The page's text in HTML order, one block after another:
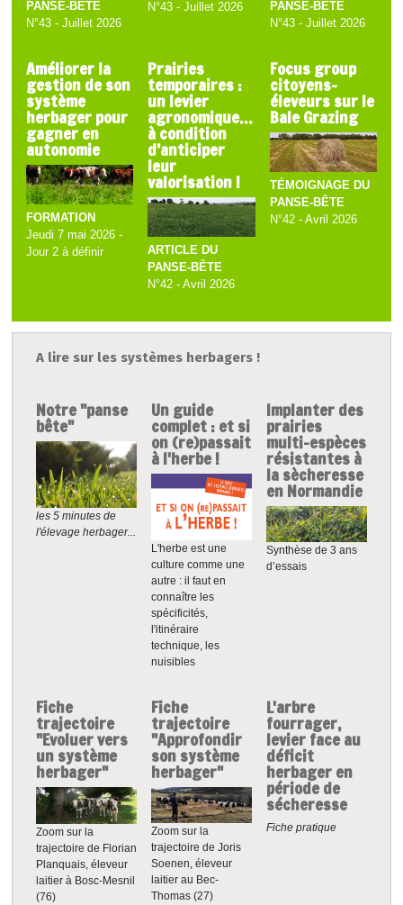
PANSE-BÊTE
N°43 - Juillet 2026
N°43 - Juillet 2026
PANSE-BÊTE
N°43 - Juillet 2026
Améliorer la
gestion de son
système
herbager pour
gagner en
autonomie
FORMATION
Jeudi 7 mai 2026 -
Jour 2 à définir
Prairies
temporaires :
un levier
agronomique…
à condition
d’anticiper
leur
valorisation !
ARTICLE DU
PANSE-BÊTE
N°42 - Avril 2026
Focus group
citoyens-
éleveurs sur le
Bale Grazing
TÉMOIGNAGE DU
PANSE-BÊTE
N°42 - Avril 2026
A lire sur les systèmes herbagers !
Notre "panse
bête"
les 5 minutes de
l'élevage herbager...
Un guide
complet : et si
on (re)passait
à l'herbe !
L'herbe est une
culture comme une
autre : il faut en
connaître les
spécificités,
l'itinéraire
technique, les
nuisibles
Implanter des
prairies
multi-espèces
résistantes à
la sècheresse
en Normandie
Synthèse de 3 ans
d’essais
Fiche
trajectoire
"Evoluer vers
un système
herbager"
Zoom sur la
trajectoire de Florian
Planquais, éleveur
laitier à Bosc-Mesnil
(76)
Fiche
trajectoire
"Approfondir
son système
herbager"
Zoom sur la
trajectoire de Joris
Soenen, éleveur
laitier au Bec-
Thomas (27)
L'arbre
fourrager,
levier face au
déficit
herbager en
période de
sécheresse
Fiche pratique